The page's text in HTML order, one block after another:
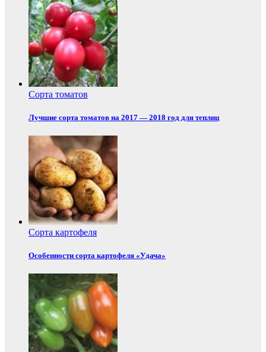
Сорта томатов
Лучшие сорта томатов на 2017 — 2018 год для теплиц
Сорта картофеля
Особенности сорта картофеля «Удача»